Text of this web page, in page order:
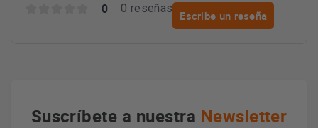
0 0 reseñas
Escribe un reseña
Suscríbete a nuestra Newsletter